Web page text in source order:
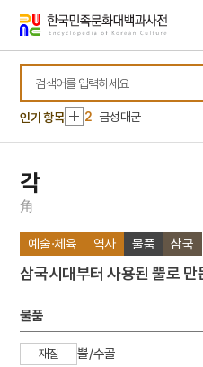
바로가기
바로가기
인기 항목
10 상춘곡
1 북조선임시인민위원회
2 금성대군
3 장현광
세조
8 만분가
10 상춘곡
1 북조선임시인민위원회
각
角
예술·체육 역사 물품 삼국
삼국시대부터 사용된 뿔로 만
물품
재질 뿔/수골